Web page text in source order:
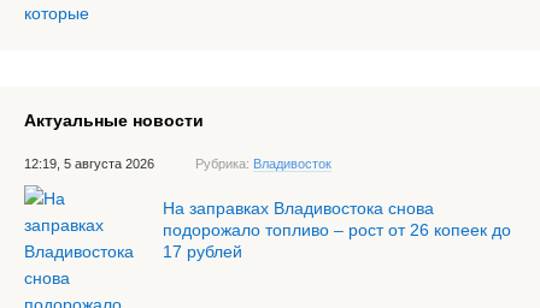
Актуальные новости
12:19, 5 августа 2026 Рубрика: Владивосток
На заправках Владивостока снова
подорожало топливо – рост от 26 копеек до
17 рублей